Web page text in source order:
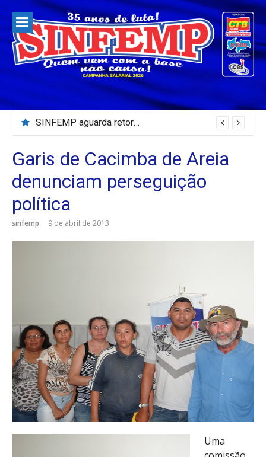
para
conteúdo
SINFEMP aguarda retorno as demandas dos servidores de Patos até dia 13 de agosto
Garis de Cacimba de Areia
denunciam perseguição
política
sinfemp 9 de abril de 2013
Uma